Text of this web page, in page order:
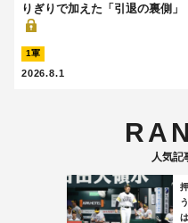
りぎりで加えた「引退の裏側」
1軍
2026.8.1
人気記